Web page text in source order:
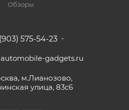
Обзоры
575-54-23
gadgets.ru
м.Лианозово,
улица, 83с6